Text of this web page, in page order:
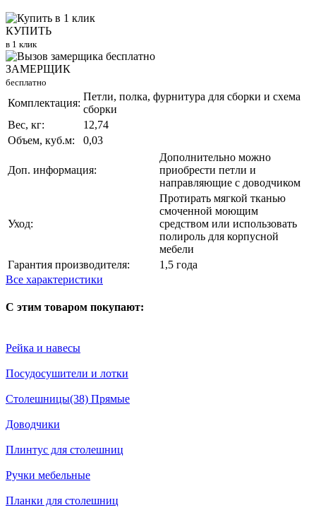
КУПИТЬ
в 1 клик
ЗАМЕРЩИК
бесплатно
Комплектация:
Петли, полка, фурнитура для сборки и схема
сборки
Вес, кг:
12,74
Объем, куб.м:
0,03
Доп. информация:
Дополнительно можно
приобрести петли и
направляющие с доводчиком
Уход:
Протирать мягкой тканью
смоченной моющим
средством или использовать
полироль для корпусной
мебели
Гарантия производителя:
1,5 года
Все характеристики
С этим товаром покупают:
Рейка и навесы
Посудосушители и лотки
Столешницы(38) Прямые
Доводчики
Плинтус для столешниц
Ручки мебельные
Планки для столешниц